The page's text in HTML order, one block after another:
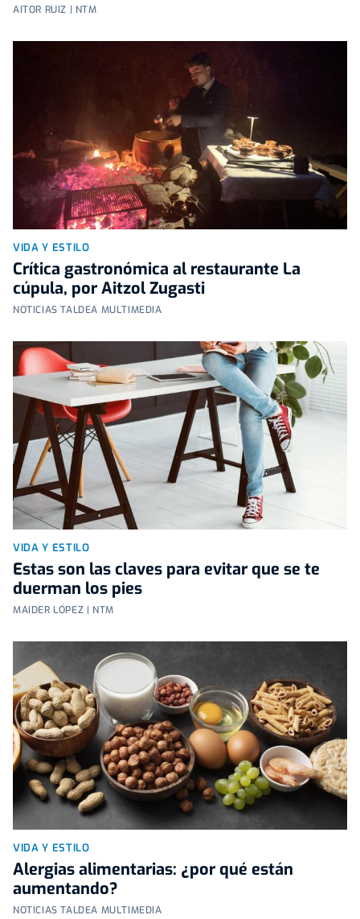
AITOR RUIZ | NTM
VIDA Y ESTILO
Crítica gastronómica al restaurante La
cúpula, por Aitzol Zugasti
NOTICIAS TALDEA MULTIMEDIA
VIDA Y ESTILO
Estas son las claves para evitar que se te
duerman los pies
MAIDER LÓPEZ | NTM
VIDA Y ESTILO
Alergias alimentarias: ¿por qué están
aumentando?
NOTICIAS TALDEA MULTIMEDIA